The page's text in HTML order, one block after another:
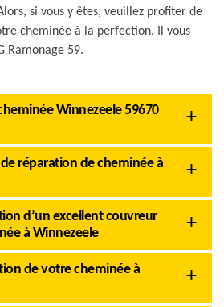
si vous y êtes, veuillez profiter de
cheminée à la perfection. Il vous
Ramonage 59.
Winnezeele 59670
réparation de cheminée à
d’un excellent couvreur
à Winnezeele
de votre cheminée à